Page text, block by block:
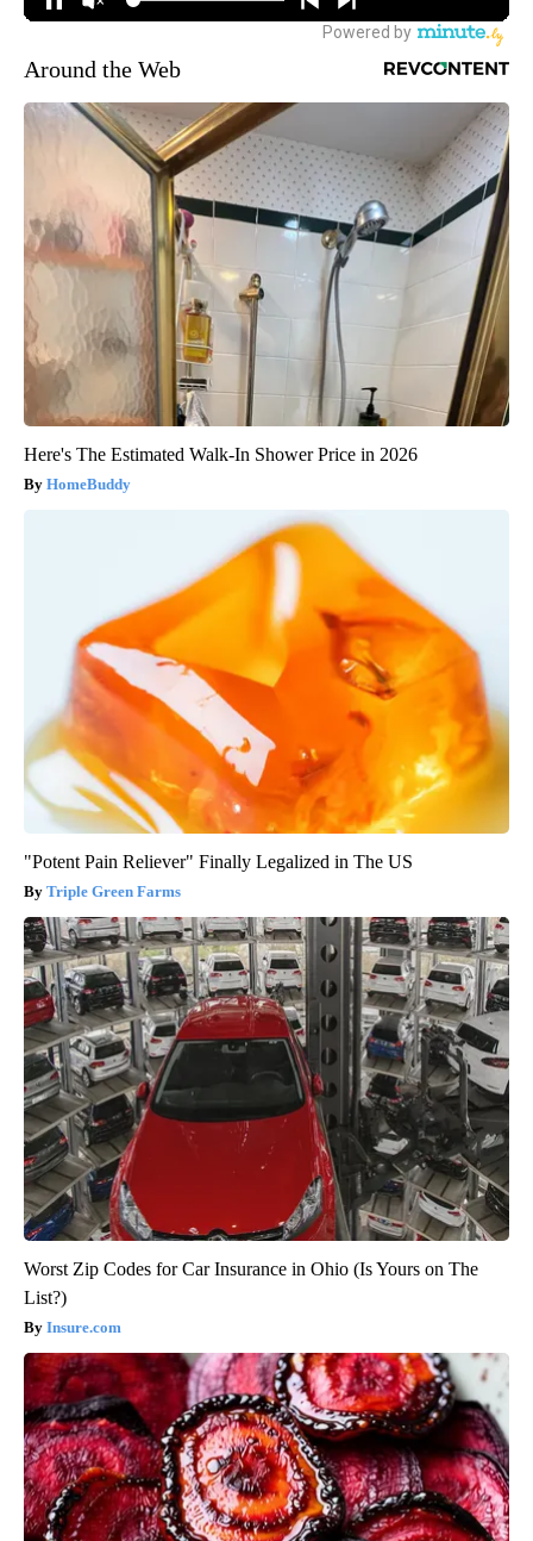
Around the Web
Here's The Estimated Walk-In Shower Price in 2026
HomeBuddy
"Potent Pain Reliever" Finally Legalized in The US
Triple Green Farms
Worst Zip Codes for Car Insurance in Ohio (Is Yours on The
List?)
Insure.com